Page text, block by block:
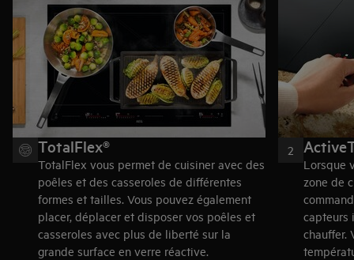
TotalFlex®
TotalFlex vous permet de cuisiner avec des
poêles et des casseroles de différentes
formes et tailles. Vous pouvez également
placer, déplacer et disposer vos poêles et
casseroles avec plus de liberté sur la
grande surface en verre réactive.
2
Lorsque
zone de
capteurs
chauffer.